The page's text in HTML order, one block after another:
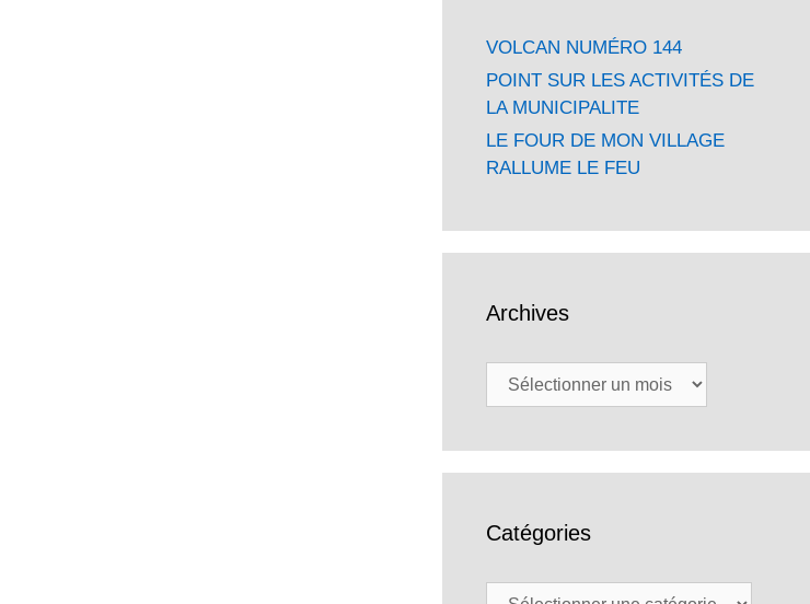
VOLCAN NUMÉRO 144
POINT SUR LES ACTIVITÉS DE
LA MUNICIPALITE
LE FOUR DE MON VILLAGE
RALLUME LE FEU
Archives
Archives
Catégories
Catégories